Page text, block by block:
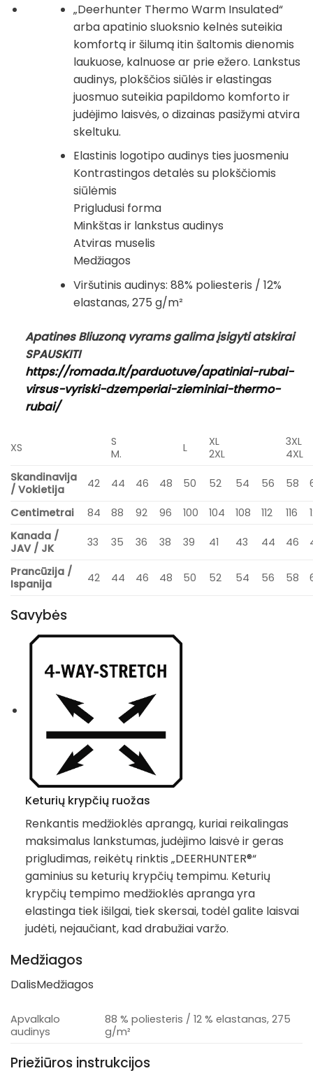
„Deerhunter Thermo Warm Insulated“
arba apatinio sluoksnio kelnės suteikia
komfortą ir šilumą itin šaltomis dienomis
laukuose, kalnuose ar prie ežero. Lankstus
audinys, plokščios siūlės ir elastingas
juosmuo suteikia papildomo komforto ir
judėjimo laisvės, o dizainas pasižymi atvira
skeltuku.
Elastinis logotipo audinys ties juosmeniu
Kontrastingos detalės su plokščiomis
siūlėmis
Prigludusi forma
Minkštas ir lankstus audinys
Atviras muselis
Medžiagos
Viršutinis audinys: 88% poliesteris / 12%
elastanas, 275 g/m²
Apatines Bliuzoną vyrams galima įsigyti atskirai
SPAUSKITI
https://romada.lt/parduotuve/apatiniai-rubai-
virsus-vyriski-dzemperiai-zieminiai-thermo-
rubai/
XS
S
M.
L
XL
2XL
3XL
4XL
Skandinavija
/ Vokietija
42 44 46 48 50 52 54 56 58
Centimetrai 84 88 92 96 100 104 108 112 116
Kanada /
JAV / JK
33 35 36 38 39 41 43 44 46
Prancūzija /
Ispanija
42 44 46 48 50 52 54 56 58
Savybės
Keturių krypčių ruožas
Renkantis medžioklės aprangą, kuriai reikalingas
maksimalus lankstumas, judėjimo laisvė ir geras
prigludimas, reikėtų rinktis „DEERHUNTER®“
gaminius su keturių krypčių tempimu. Keturių
krypčių tempimo medžioklės apranga yra
elastinga tiek išilgai, tiek skersai, todėl galite laisvai
judėti, nejaučiant, kad drabužiai varžo.
Medžiagos
DalisMedžiagos
Apvalkalo
audinys
88 % poliesteris / 12 % elastanas, 275
g/m²
Priežiūros instrukcijos